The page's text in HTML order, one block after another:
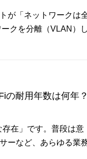
が「ネットワークは
クを分離（VLAN）し
の耐用年数は何年？
在」です。普段は意
ーなど、あらゆる業